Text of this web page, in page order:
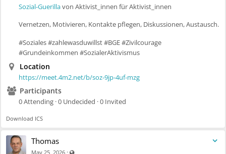
Sozial-Guerillavon Aktivist_innen für Aktivist_innen
Vernetzen, Motivieren, Kontakte pflegen, Diskussionen, Austausch.
#Soziales #zahlewasduwillst #BGE #Zivilcourage
#Grundeinkommen #SozialerAktivismus
Location
https://meet.4m2.net/b/soz-9jp-4uf-mzg
Participants
0 Attending · 0 Undecided · 0 Invited
Download ICS
Thomas
May 25, 2026 ·